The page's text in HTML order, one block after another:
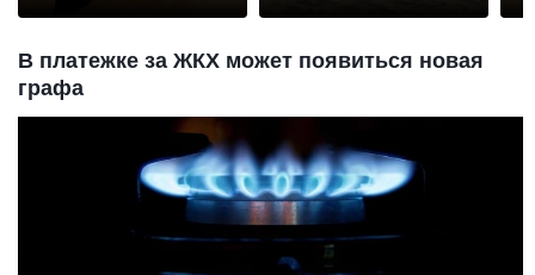
В платежке за ЖКХ может появиться новая
графа